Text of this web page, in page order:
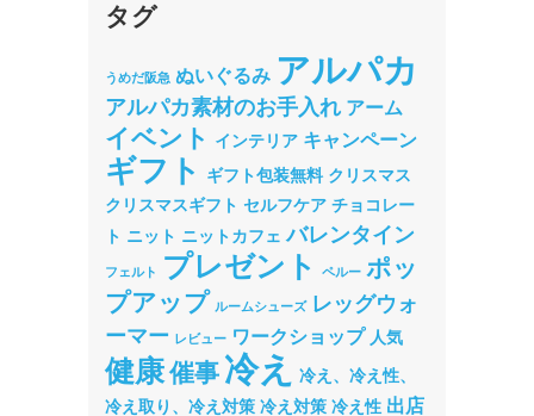
タグ
うめだ阪急 ぬいぐるみ アルパカ
アルパカ素材のお手入れ アーム
イベント インテリア キャンペーン
ギフト ギフト包装無料 クリスマス
クリスマスギフト セルフケア チョコレー
ト ニット ニットカフェ バレンタイン
フェルト プレゼント ペルー ポッ
プアップ ルームシューズ レッグウォ
ーマー レビュー ワークショップ 人気
健康催事 冷え
冷え、冷え性、
冷え取り、冷え対策 冷え対策 冷え性 出店